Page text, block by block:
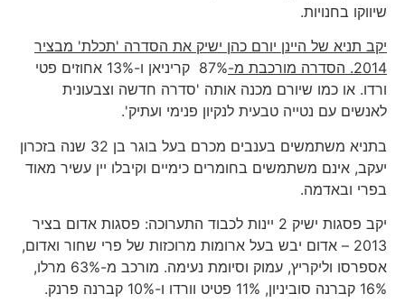
שיווקו בחנויות.
יקב תניא של היינן יורם כהן ישיק את הסדרה 'תכלת' מבציר
2014. הסדרה מורכבת מ-
87% קריניאן ו-13% אחוזים פטי
ורדו. או כמו שיורם מכנה אותה 'סדרה חדשה וצבעונית
לאנשים עם נטייה טבעית לנקיון פנימי ועתיק'.
בתניא משתמשים בענבים מכרם בעל בוגר בן 32 שנה בזכרון
יעקב, אינם משתמשים בחומרים כימיים וקיבלו יין עשיר מאוד
בפרי ובאדמה.
יקב פסגות ישיק 2 יינות לכבוד התערוכה: פסגות אדום בציר
2013 – אדום יבש בעל ארומות מרוכזות של פרי שחור ואדום,
אספרסו וליקריץ, עמוק וסיומת נעימה. מורכב מ-63% מרלו,
16% קברנה סוביניון, 11% פטיט וורדו ו-10% קברנה פרנק.